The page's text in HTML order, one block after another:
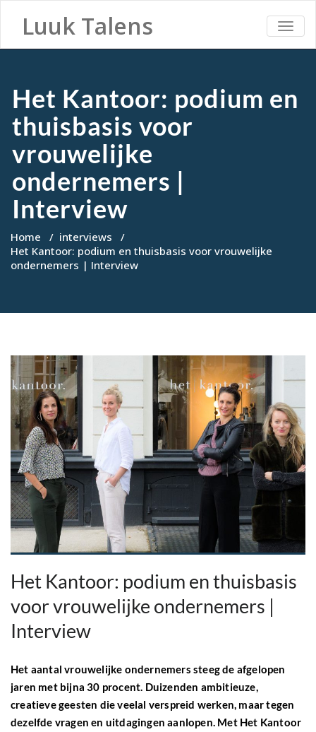
Luuk Talens
Het Kantoor: podium en
thuisbasis voor
vrouwelijke
ondernemers |
Interview
Home / interviews /
Het Kantoor: podium en thuisbasis voor vrouwelijke
ondernemers | Interview
Het Kantoor: podium en thuisbasis
voor vrouwelijke ondernemers |
Interview
Het aantal vrouwelijke ondernemers steeg de afgelopen
jaren met bijna 30 procent. Duizenden ambitieuze,
creatieve geesten die veelal verspreid werken, maar tegen
dezelfde vragen en uitdagingen aanlopen. Met Het Kantoor